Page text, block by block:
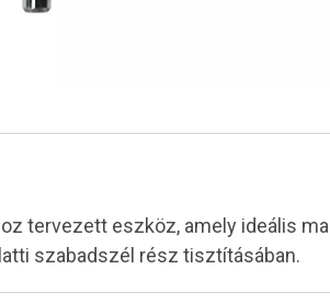
tervezett eszköz, amely ideális
szabadszél rész tisztításában.